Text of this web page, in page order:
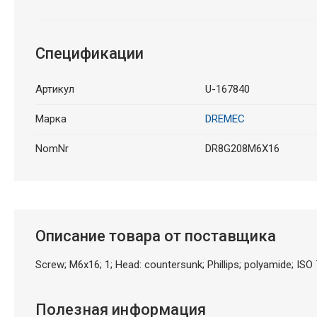
Спецификации
Артикул U-167840
Марка DREMEC
NomNr DR8G208M6X16
Описание товара от поставщика
Screw; M6x16; 1; Head: countersunk; Phillips; polyamide; ISO
Полезная информация